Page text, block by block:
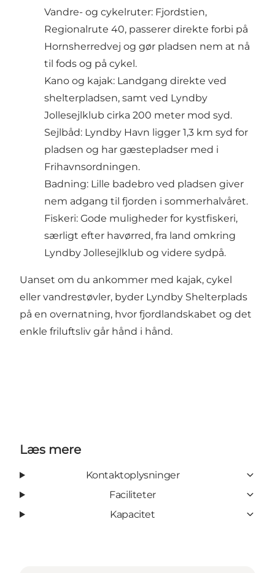
Vandre- og cykelruter: Fjordstien,
Regionalrute 40, passerer direkte forbi på
Hornsherredvej og gør pladsen nem at nå
til fods og på cykel.
Kano og kajak: Landgang direkte ved
shelterpladsen, samt ved Lyndby
Jollesejlklub cirka 200 meter mod syd.
Sejlbåd: Lyndby Havn ligger 1,3 km syd for
pladsen og har gæstepladser med i
Frihavnsordningen.
Badning: Lille badebro ved pladsen giver
nem adgang til fjorden i sommerhalvåret.
Fiskeri: Gode muligheder for kystfiskeri,
særligt efter havørred, fra land omkring
Lyndby Jollesejlklub og videre sydpå.
Uanset om du ankommer med kajak, cykel
eller vandrestøvler, byder Lyndby Shelterplads
på en overnatning, hvor fjordlandskabet og det
enkle friluftsliv går hånd i hånd.
Læs mere
Kontaktoplysninger
Faciliteter
Kapacitet